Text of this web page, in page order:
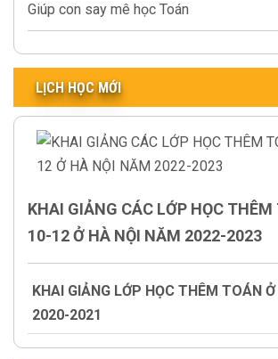
Giúp con say mê học Toán
LỊCH HỌC MỚI
KHAI GIẢNG CÁC LỚP HỌC
10-12 Ở HÀ NỘI NĂM 2022-2023
KHAI GIẢNG LỚP HỌC THÊM TOÁN
2020-2021